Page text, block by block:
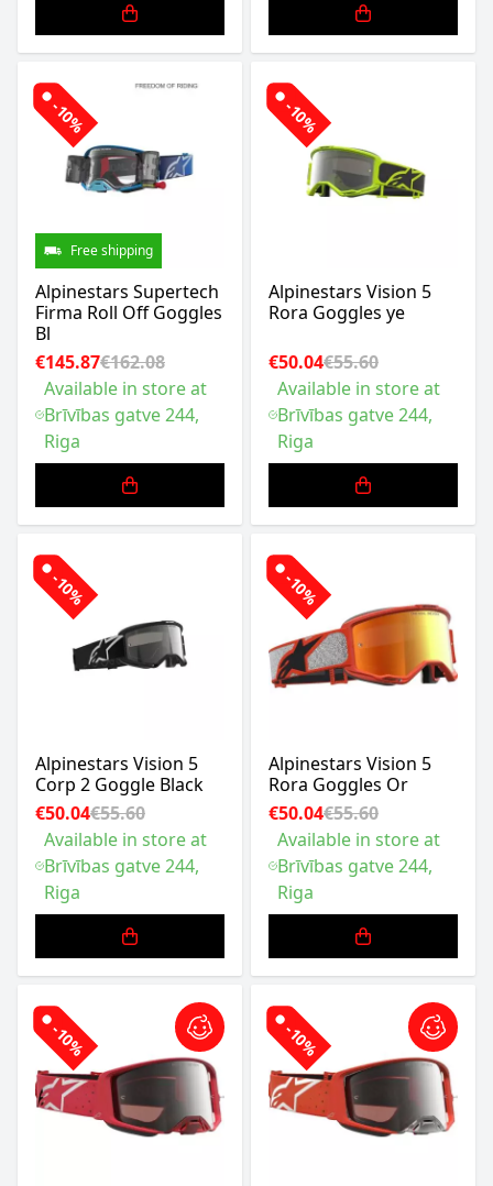
-10%
Free shipping
Alpinestars Supertech
Firma Roll Off Goggles
Bl
€145.87€162.08
Available in store at
Brīvības gatve 244,
Riga
-10%
Alpinestars Vision 5
Rora Goggles ye
€50.04€55.60
Available in store at
Brīvības gatve 244,
Riga
-10%
Alpinestars Vision 5
Corp 2 Goggle Black
€50.04€55.60
Available in store at
Brīvības gatve 244,
Riga
-10%
Alpinestars Vision 5
Rora Goggles Or
€50.04€55.60
Available in store at
Brīvības gatve 244,
Riga
-10% -10%